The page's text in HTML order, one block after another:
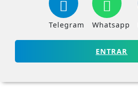
Telegram Whatsapp
ENTRAR